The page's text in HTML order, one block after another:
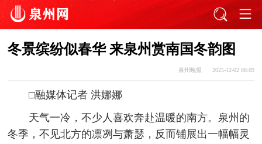
冬景缤纷似春华 来泉州赏南国冬韵图
泉州晚报 2025-12-02 08:09
□融媒体记者 洪娜娜
天气一冷，不少人喜欢奔赴温暖的南方。泉州的
冬季，不见北方的凛冽与萧瑟，反而铺展出一幅幅灵